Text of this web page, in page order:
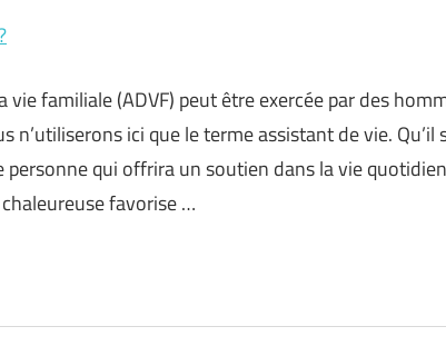
familiale (ADVF) peut être exercée par des
ici que le terme assistant de vie. Qu’il
personne qui offrira un soutien dans la vie
favorise …